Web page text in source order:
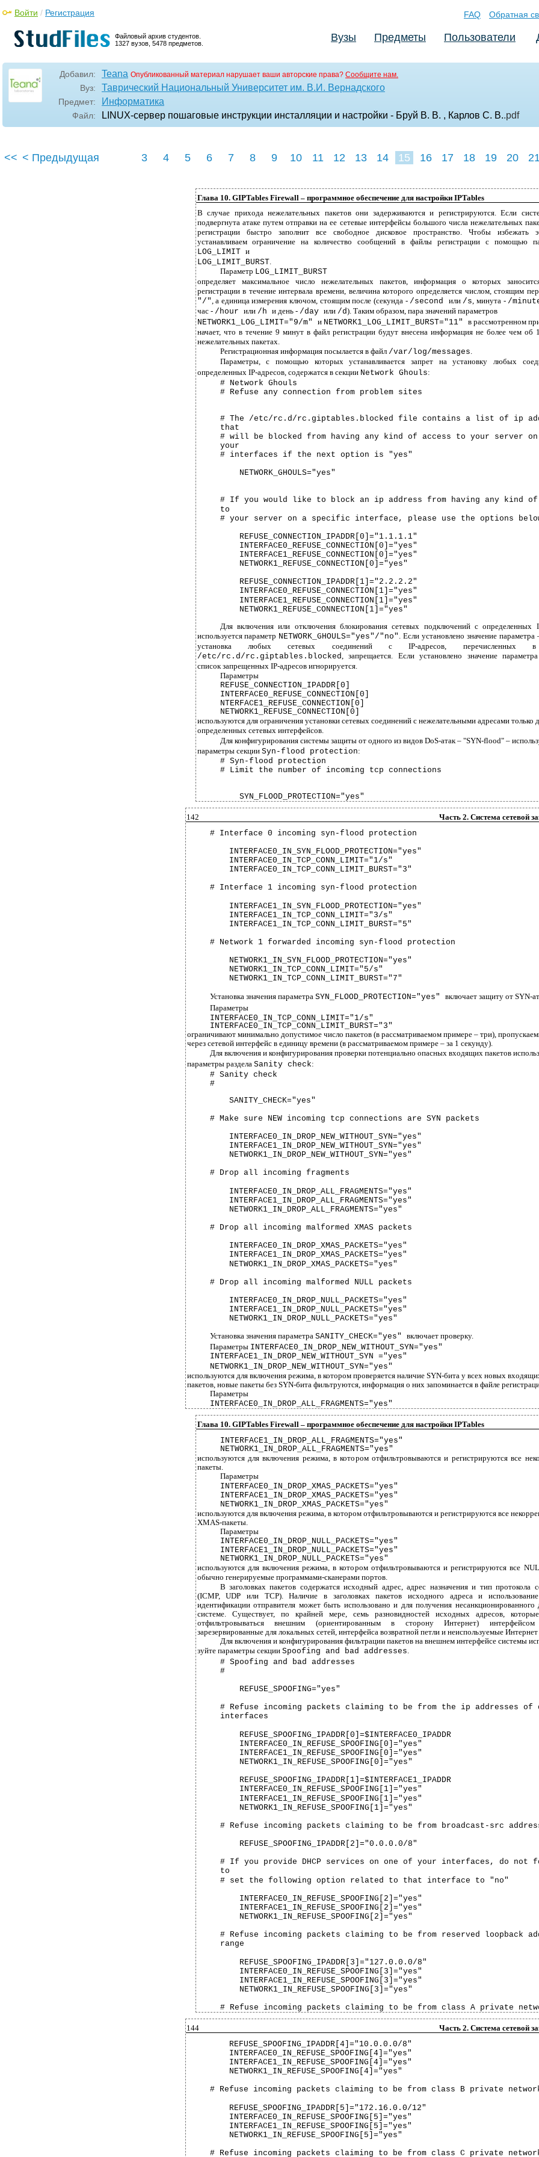
Файловый архив студентов.
1327 вузов, 5478 предметов.
Войти / Регистрация FAQ Обратная
Вузы Предметы Пользователи
Добавил: Teana Опубликованный материал нарушает ваши авторские права? Сообщите нам.
Вуз: Таврический Национальный Университет им. В.И. Вернадского
Предмет: Информатика
Файл: LINUX-сервер пошаговые инструкции инсталляции и настройки - Бруй В. В. , Карлов С. В..pdf
<< < Предыдущая 3 4 5 6 7 8 9 10 11 12 13 14 15 16 17 18 19 20
Глава 10. GIPTables Firewall – программное обеспечение для настройки IPTables
В случае прихода нежелательных пакетов они задерживаются и регистрируются. Если
подвергнута атаке путем отправки на ее сетевые интерфейсы большого числа нежелательных
регистрации быстро заполнит все свободное дисковое пространство. Чтобы избежать
устанавливаем ограничение на количество сообщений в файлы регистрации с помощью
LOG_LIMIT и
LOG_LIMIT_BURST.
Параметр LOG_LIMIT_BURST
определяет максимальное число нежелательных пакетов, информация о которых
регистрации в течение интервала времени, величина которого определяется числом, стоящим
"/", а единица измерения ключом, стоящим после (секунда - /second или /s, минута - /
час - /hour или /h и день - /day или /d). Таким образом, пара значений параметров
NETWORK1_LOG_LIMIT="9/m" и NETWORK1_LOG_LIMIT_BURST="11" в рассмотренном
начает, что в течение 9 минут в файл регистрации будут внесена информация не более чем об
нежелательных пакетах.
Регистрационная информация посылается в файл /var/log/messages.
Параметры, с помощью которых устанавливается запрет на установку любых
определенных IP-адресов, содержатся в секции Network Ghouls:
#
Network Ghouls
#
Refuse any connection from problem sites
# The /etc/rc.d/rc.giptables.blocked file contains a list of ip
that
# will be blocked from having any kind of access to your server
your
#
interfaces if the next option is "yes"
NETWORK_GHOULS="yes"
#
If you would like to block an ip address from having any kind of
to
# your server on a specific interface, please use the options
REFUSE_CONNECTION_IPADDR[0]="1.1.1.1"
INTERFACE0_REFUSE_CONNECTION[0]="yes"
INTERFACE1_REFUSE_CONNECTION[0]="yes"
NETWORK1_REFUSE_CONNECTION[0]="yes"
REFUSE_CONNECTION_IPADDR[1]="2.2.2.2"
INTERFACE0_REFUSE_CONNECTION[1]="yes"
INTERFACE1_REFUSE_CONNECTION[1]="yes"
NETWORK1_REFUSE_CONNECTION[1]="yes"
Для включения или отключения блокирования сетевых подключений с определенных
используется параметр NETWORK_GHOULS="yes"/"no" . Если установлено значение параметра
установка любых сетевых соединений с IP-адресов, перечисленных
/etc/rc.d/rc.giptables.blocked, запрещается. Если установлено значение
список запрещенных IP-адресов игнорируется.
Параметры
REFUSE_CONNECTION_IPADDR[0]
INTERFACE0_REFUSE_CONNECTION[0]
NTERFACE1_REFUSE_CONNECTION[0]
NETWORK1_REFUSE_CONNECTION[0]
используются для ограничения установки сетевых соединений с нежелательными адресами только
определенных сетевых интерфейсов.
Для конфигурирования системы защиты от одного из видов DoS-атак – "SYN-flood" –
параметры секции Syn-flood protection:
# Syn-flood protection
#
Limit the number of incoming tcp connections
SYN_FLOOD_PROTECTION="yes"
142
Часть 2. Система сетевой
# Interface 0 incoming syn-flood protection
INTERFACE0_IN_SYN_FLOOD_PROTECTION="yes"
INTERFACE0_IN_TCP_CONN_LIMIT="1/s"
INTERFACE0_IN_TCP_CONN_LIMIT_BURST="3"
# Interface 1 incoming syn-flood protection
INTERFACE1_IN_SYN_FLOOD_PROTECTION="yes"
INTERFACE1_IN_TCP_CONN_LIMIT="3/s"
INTERFACE1_IN_TCP_CONN_LIMIT_BURST="5"
# Network 1 forwarded incoming syn-flood protection
NETWORK1_IN_SYN_FLOOD_PROTECTION="yes"
NETWORK1_IN_TCP_CONN_LIMIT="5/s"
NETWORK1_IN_TCP_CONN_LIMIT_BURST="7"
Установка значения параметра SYN_FLOOD_PROTECTION="yes" включает защиту от SYN-
Параметры
INTERFACE0_IN_TCP_CONN_LIMIT="1/s"
INTERFACE0_IN_TCP_CONN_LIMIT_BURST="3"
ограничивают минимально допустимое число пакетов (в рассматриваемом примере – три),
через сетевой интерфейс в единицу времени (в рассматриваемом примере – за 1 секунду).
Для включения и конфигурирования проверки потенциально опасных входящих пакетов
параметры раздела Sanity check:
# Sanity check
#
SANITY_CHECK="yes"
# Make sure NEW incoming tcp connections are SYN packets
INTERFACE0_IN_DROP_NEW_WITHOUT_SYN="yes"
INTERFACE1_IN_DROP_NEW_WITHOUT_SYN="yes"
NETWORK1_IN_DROP_NEW_WITHOUT_SYN="yes"
# Drop all incoming fragments
INTERFACE0_IN_DROP_ALL_FRAGMENTS="yes"
INTERFACE1_IN_DROP_ALL_FRAGMENTS="yes"
NETWORK1_IN_DROP_ALL_FRAGMENTS="yes"
# Drop all incoming malformed XMAS packets
INTERFACE0_IN_DROP_XMAS_PACKETS="yes"
INTERFACE1_IN_DROP_XMAS_PACKETS="yes"
NETWORK1_IN_DROP_XMAS_PACKETS="yes"
# Drop all incoming malformed NULL packets
INTERFACE0_IN_DROP_NULL_PACKETS="yes"
INTERFACE1_IN_DROP_NULL_PACKETS="yes"
NETWORK1_IN_DROP_NULL_PACKETS="yes"
Установка значения параметра SANITY_CHECK="yes" включает проверку.
Параметры INTERFACE0_IN_DROP_NEW_WITHOUT_SYN="yes"
INTERFACE1_IN_DROP_NEW_WITHOUT_SYN ="yes"
NETWORK1_IN_DROP_NEW_WITHOUT_SYN="yes"
используются для включения режима, в котором проверяется наличие SYN-бита у всех новых
пакетов, новые пакеты без SYN-бита фильтруются, информация о них запоминается в файле
Параметры
INTERFACE0_IN_DROP_ALL_FRAGMENTS="yes"
Глава 10. GIPTables Firewall – программное обеспечение для настройки IPTables
INTERFACE1_IN_DROP_ALL_FRAGMENTS="yes"
NETWORK1_IN_DROP_ALL_FRAGMENTS="yes"
используются для включения режима, в котором отфильтровываются и регистрируются все
пакеты.
Параметры
INTERFACE0_IN_DROP_XMAS_PACKETS="yes"
INTERFACE1_IN_DROP_XMAS_PACKETS="yes"
NETWORK1_IN_DROP_XMAS_PACKETS="yes"
используются для включения режима, в котором отфильтровываются и регистрируются все
XMAS-пакеты.
Параметры
INTERFACE0_IN_DROP_NULL_PACKETS="yes"
INTERFACE1_IN_DROP_NULL_PACKETS="yes"
NETWORK1_IN_DROP_NULL_PACKETS="yes"
используются для включения режима, в котором отфильтровываются и регистрируются все
обычно генерируемые программами-сканерами портов.
В заголовках пакетов содержатcя исходный адрес, адрес назначения и тип протокола
(ICMP, UDP или TCP). Наличие в заголовках пакетов исходного адреса и
идентификации отправителя может быть использовано и для получения несанкционированного
системе. Существует, по крайней мере, семь разновидностей исходных адресов,
отфильтровываться внешним (ориентированным в сторону Интернет) интерфейсом
зарезервированные для локальных сетей, интерфейса возвратной петли и неиспользуемые Интернет
Для включения и конфигурирования фильтрации пакетов на внешнем интерфейсе системы
зуйте параметры секции Spoofing and bad addresses.
# Spoofing and bad addresses
#
REFUSE_SPOOFING="yes"
# Refuse incoming packets claiming to be from the ip addresses of
interfaces
REFUSE_SPOOFING_IPADDR[0]=$INTERFACE0_IPADDR
INTERFACE0_IN_REFUSE_SPOOFING[0]="yes"
INTERFACE1_IN_REFUSE_SPOOFING[0]="yes"
NETWORK1_IN_REFUSE_SPOOFING[0]="yes"
REFUSE_SPOOFING_IPADDR[1]=$INTERFACE1_IPADDR
INTERFACE0_IN_REFUSE_SPOOFING[1]="yes"
INTERFACE1_IN_REFUSE_SPOOFING[1]="yes"
NETWORK1_IN_REFUSE_SPOOFING[1]="yes"
#
Refuse incoming packets claiming to be from broadcast-src
REFUSE_SPOOFING_IPADDR[2]="0.0.0.0/8"
#
If you provide DHCP services on one of your interfaces, do not
to
#
set the following option related to that interface to "no"
INTERFACE0_IN_REFUSE_SPOOFING[2]="yes"
INTERFACE1_IN_REFUSE_SPOOFING[2]="yes"
NETWORK1_IN_REFUSE_SPOOFING[2]="yes"
# Refuse incoming packets claiming to be from reserved loopback
range
REFUSE_SPOOFING_IPADDR[3]="127.0.0.0/8"
INTERFACE0_IN_REFUSE_SPOOFING[3]="yes"
INTERFACE1_IN_REFUSE_SPOOFING[3]="yes"
NETWORK1_IN_REFUSE_SPOOFING[3]="yes"
# Refuse incoming packets claiming to be from class A private
144
Часть 2. Система сетевой
REFUSE_SPOOFING_IPADDR[4]="10.0.0.0/8"
INTERFACE0_IN_REFUSE_SPOOFING[4]="yes"
INTERFACE1_IN_REFUSE_SPOOFING[4]="yes"
NETWORK1_IN_REFUSE_SPOOFING[4]="yes"
# Refuse incoming packets claiming to be from class B private
REFUSE_SPOOFING_IPADDR[5]="172.16.0.0/12"
INTERFACE0_IN_REFUSE_SPOOFING[5]="yes"
INTERFACE1_IN_REFUSE_SPOOFING[5]="yes"
NETWORK1_IN_REFUSE_SPOOFING[5]="yes"
# Refuse incoming packets claiming to be from class C private